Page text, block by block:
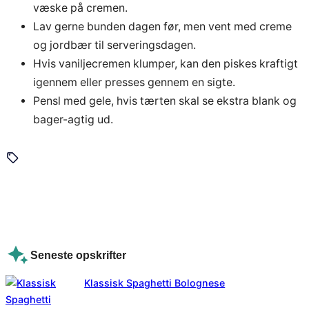
væske på cremen.
Lav gerne bunden dagen før, men vent med creme
og jordbær til serveringsdagen.
Hvis vaniljecremen klumper, kan den piskes kraftigt
igennem eller presses gennem en sigte.
Pensl med gele, hvis tærten skal se ekstra blank og
bager-agtig ud.
Seneste opskrifter
Klassisk Spaghetti Bolognese